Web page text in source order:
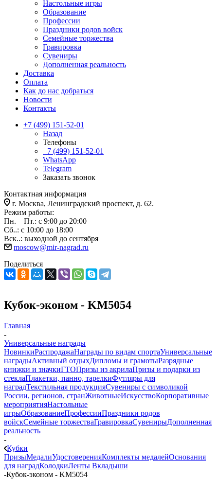
Настольные игры
Образование
Профессии
Праздники родов войск
Семейные торжества
Гравировка
Сувениры
Дополненная реальность
Доставка
Оплата
Как до нас добраться
Новости
Контакты
+7 (499) 151-52-01
Назад
Телефоны
+7 (499) 151-52-01
WhatsApp
Telegram
Заказать звонок
Контактная информация
г. Москва, Ленинградский проспект, д. 62.
Режим работы:
Пн. – Пт.: с 9:00 до 20:00
Сб..: с 10:00 до 18:00
Вск..: выходной до сентября
moscow@mir-nagrad.ru
Поделиться
Кубок-эконом - KM5054
Главная
-
Универсальные награды
НовинкиРаспродажаНаграды по видам спортаУниверсальные
наградыАктивный отдыхДипломы и грамотыРазрядные
книжки и значкиГТОПризы из акрилаПризы и подарки из
стеклаПлакетки, панно, тарелкиФутляры для
наградТекстильная продукцияСувениры с символикой
России, регионов, странЖивотныеИскусствоКорпоративные
мероприятияНастольные
игрыОбразованиеПрофессииПраздники родов
войскСемейные торжестваГравировкаСувенирыДополненная
реальность
-
Кубки
ПризыМедалиУдостоверенияКомплекты медалейОснования
для наградКолодкиЛенты Вкладыши
-Кубок-эконом - KM5054